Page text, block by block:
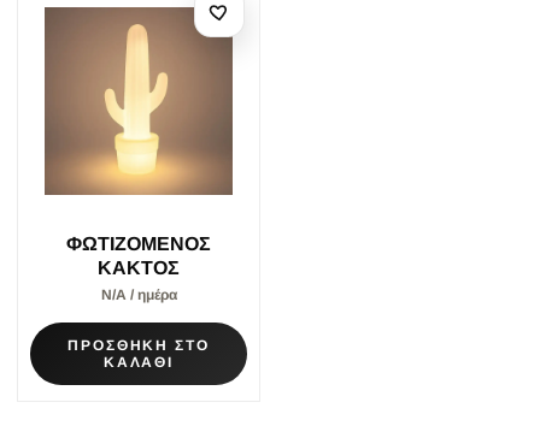
ΦΩΤΙΖΟΜΕΝΟΣ
ΚΑΚΤΟΣ
Ν/Α / ημέρα
ΠΡΟΣΘΗΚΗ ΣΤΟ
ΚΑΛΑΘΙ